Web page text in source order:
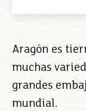
Aragón es
muchas
grandes
mundial.